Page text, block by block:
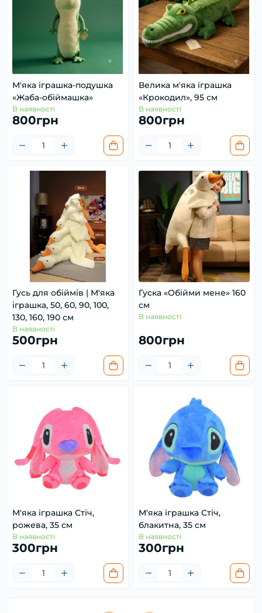
М'яка іграшка-подушка
«Жаба-обіймашка»
В наявності
800грн
Велика м'яка іграшка
«Крокодил», 95 см
В наявності
800грн
Гусь для обіймів | М'яка
іграшка, 50, 60, 90, 100,
130, 160, 190 см
В наявності
500грн
Гуска «Обійми мене» 160
см
В наявності
800грн
М'яка іграшка Стіч,
рожева, 35 см
В наявності
300грн
М'яка іграшка Стіч,
блакитна, 35 см
В наявності
300грн